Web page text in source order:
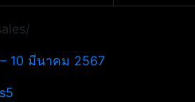
10 มีนาคม 2567